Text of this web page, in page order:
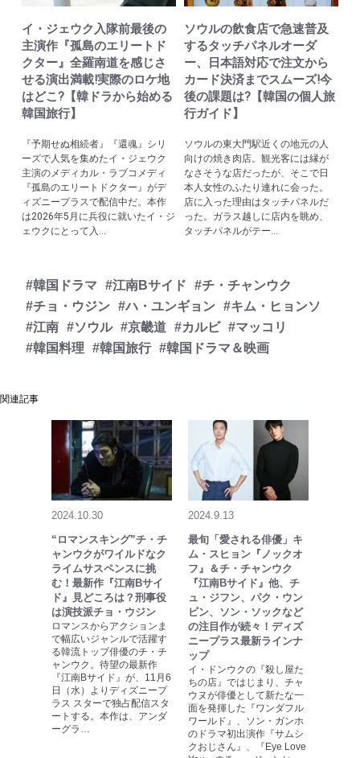
イ・ジェウク入隊前最後の
主演作『孤島のエリートド
クター』全羅南道を感じさ
せる演出満載!実際のロケ地
はどこ?【韓ドラから始める
韓国旅行】
『予期せぬ相続者』『還魂』シリ
ーズで人気を集めたイ・ジェウク
主演のメディカル・ラブコメディ
『孤島のエリートドクター』がデ
ィズニープラスで配信中だ。本作
は2026年5月に兵役に就いたイ・ジ
ェウクにとって入...
ソウルの飲食店で急速普及
するタッチパネルオーダ
ー、日本語対応で注文から
カード決済までスムーズ!今
後の課題は?【韓国の個人旅
行ガイド】
ソウルの東大門駅近くの地元の人
向けの焼き肉店。観光客には縁が
なさそうな店だったが、そこで日
本人女性のふたり連れに会った。
店に入った理由はタッチパネルだ
った。ガラス越しに店内を眺め、
タッチパネルがテー...
#韓国ドラマ #江南Bサイド
#チ・チャンウク
#チョ・ウジン #ハ・ユンギョン #キム・ヒョンソ
#江南 #ソウル #京畿道 #カルビ #マッコリ
#韓国料理
#韓国旅行 #韓国ドラマ＆映画
関連記事
2024.10.30
“ロマンスキング”チ・チ
ャンウクがワイルドなク
ライムサスペンスに挑
む！最新作『江南Bサイ
ド』見どころは？刑事役
は演技派チョ・ウジン
ロマンスからアクションま
で幅広いジャンルで活躍す
る韓流トップ俳優のチ・チ
ャンウク。待望の最新作
『江南Bサイド』が、11月6
日（水）よりディズニープ
ラス スターで独占配信スタ
ートする。本作は、アンダ
ーグラ…
2024.9.13
最旬「愛される俳優」キ
ム・スヒョン『ノックオ
フ』＆チ・チャンウク
『江南Bサイド』他、チ
ュ・ジフン、パク・ウン
ビン、ソン・ソックなど
の注目作が続々！ディズ
ニープラス最新ラインナ
ップ
イ・ドンウクの『殺し屋た
ちの店』ではじまり、チャ
ウヌが俳優として新たな一
面を発揮した『ワンダフル
ワールド』、ソン・ガンホ
のドラマ初出演作『サムシ
クおじさん』、『Eye Love